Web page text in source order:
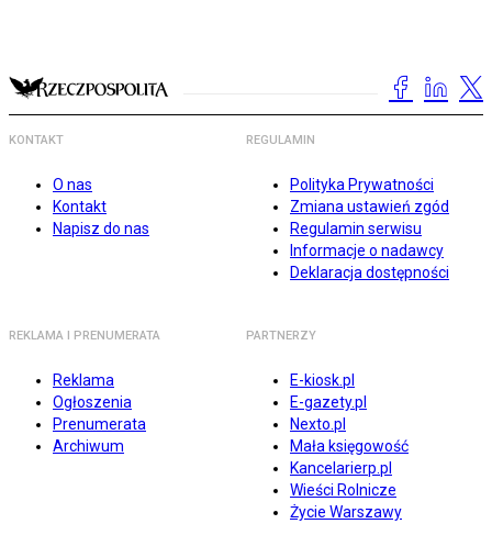
KONTAKT
O nas
Kontakt
Napisz do nas
REGULAMIN
Polityka Prywatności
Zmiana ustawień zgód
Regulamin serwisu
Informacje o nadawcy
Deklaracja dostępności
REKLAMA I PRENUMERATA
Reklama
Ogłoszenia
Prenumerata
Archiwum
PARTNERZY
E-kiosk.pl
E-gazety.pl
Nexto.pl
Mała księgowość
Kancelarierp.pl
Wieści Rolnicze
Życie Warszawy